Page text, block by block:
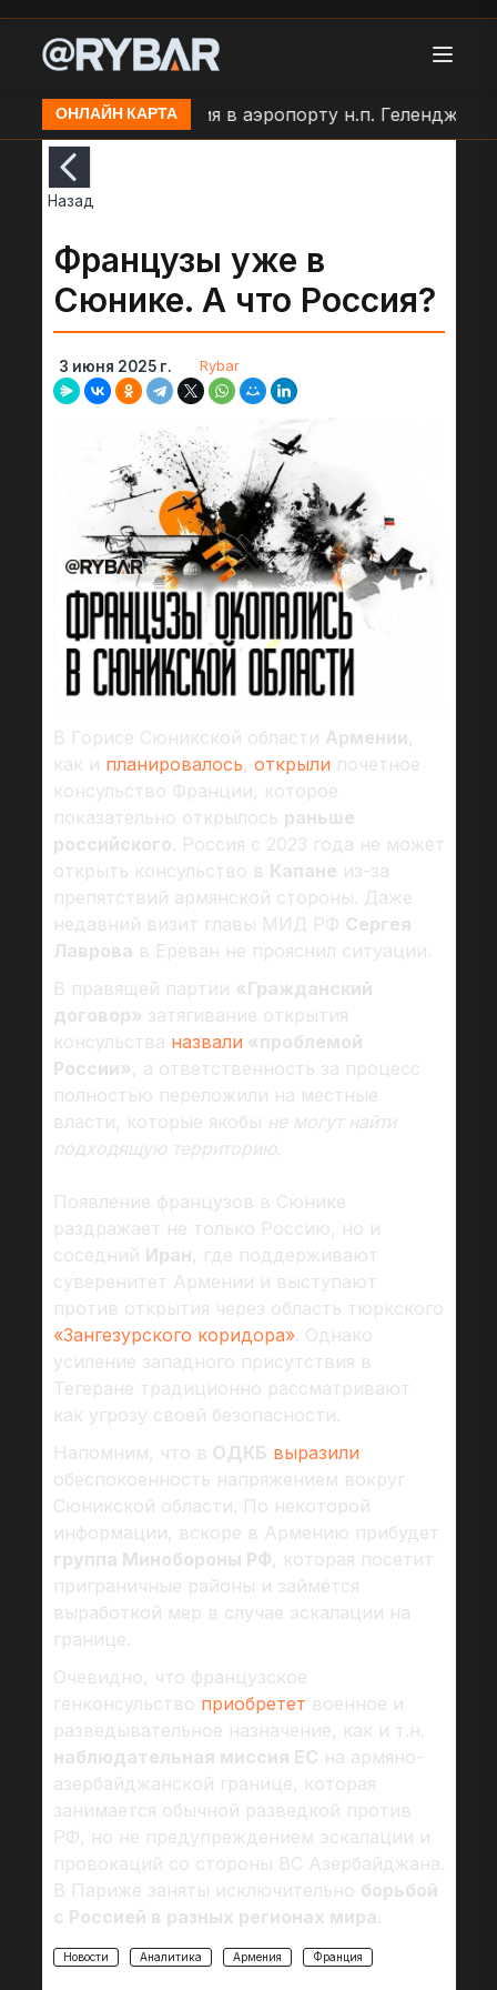
ОНЛАЙН КАРТА
ограничения в аэропорту н.п. Геленджик
Назад
Французы уже в
Сюнике. А что Россия?
3 июня 2025 г. Rybar
В Горисе Сюникской области Армении,
как и планировалось, открыли почетное
консульство Франции, которое
показательно открылось раньше
российского. Россия с 2023 года не может
открыть консульство в Капане из-за
препятствий армянской стороны. Даже
недавний визит главы МИД РФ Сергея
Лаврова в Ереван не прояснил ситуации.
В правящей партии «Гражданский
договор» затягивание открытия
консульства назвали «проблемой
России» , а ответственность за процесс
полностью переложили на местные
власти, которые якобы не могут найти
подходящую территорию.
Появление французов в Сюнике
раздражает не только Россию, но и
соседний Иран, где поддерживают
суверенитет Армении и выступают
против открытия через область тюркского
«Зангезурского коридора». Однако
усиление западного присутствия в
Тегеране традиционно рассматривают
как угрозу своей безопасности.
Напомним, что в ОДКБ выразили
обеспокоенность напряжением вокруг
Сюникской области. По некоторой
информации, вскоре в Армению прибудет
группа Минобороны РФ, которая посетит
приграничные районы и займётся
выработкой мер в случае эскалации на
границе.
Очевидно, что французское
генконсульство приобретет военное и
разведывательное назначение, как и т.н.
наблюдательная миссия ЕС на армяно-
азербайджанской границе, которая
занимается обычной разведкой против
РФ, но не предупреждением эскалации и
провокаций со стороны ВС Азербайджана.
В Париже заняты исключительно борьбой
с Россией в разных регионах мира.
Новости Аналитика Армения Франция